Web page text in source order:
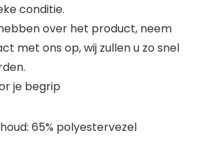
conditie.
over het product, neem
met ons op, wij zullen u zo snel
je begrip
65% polyestervezel